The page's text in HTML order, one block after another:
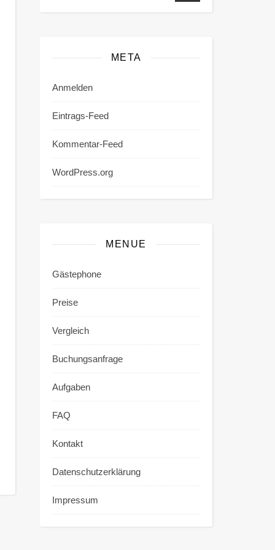
META
Anmelden
Eintrags-Feed
Kommentar-Feed
WordPress.org
MENUE
Gästephone
Preise
Vergleich
Buchungsanfrage
Aufgaben
FAQ
Kontakt
Datenschutzerklärung
Impressum